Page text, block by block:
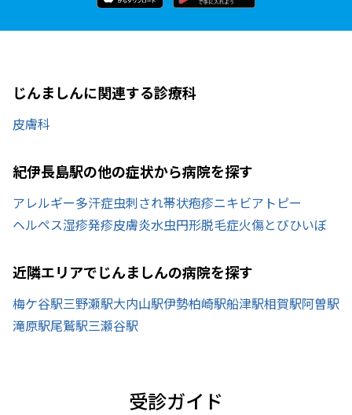
じんましんに関連する診療科
皮膚科
紀伊長島駅の他の症状から病院を探す
アレルギー多汗症虫刺され帯状疱疹ニキビアトピー
ヘルペス湿疹発疹皮膚炎水虫円形脱毛症火傷とびひいぼ
近隣エリアでじんましんの病院を探す
梅ケ谷駅三野瀬駅大内山駅伊勢柏崎駅船津駅相賀駅阿曽駅
滝原駅尾鷲駅三瀬谷駅
受診ガイド